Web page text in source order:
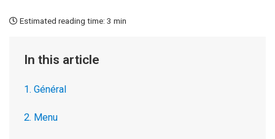
Estimated reading time: 3 min
In this article
1. Général
2. Menu